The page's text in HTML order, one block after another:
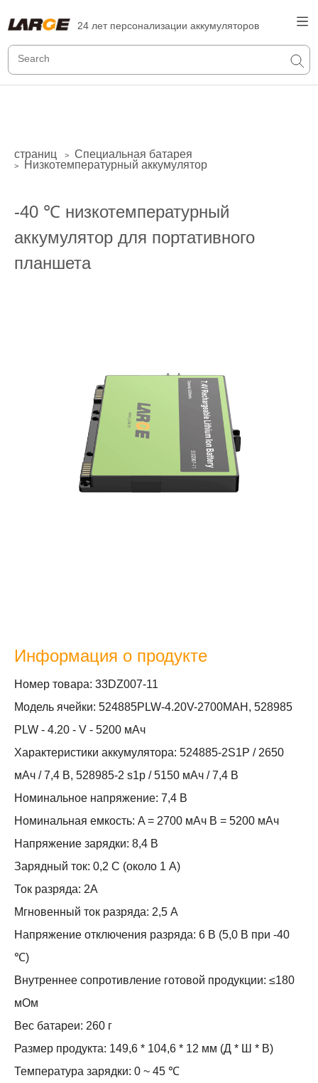
24 лет персонализации аккумуляторов
страниц > Специальная батарея
> Низкотемпературный аккумулятор
-40 ℃ низкотемпературный
аккумулятор для портативного
планшета
Информация о продукте
Номер товара: 33DZ007-11
Модель ячейки: 524885PLW-4.20V-2700MAH, 528985
PLW - 4.20 - V - 5200 мАч
Характеристики аккумулятора: 524885-2S1P / 2650
мАч / 7,4 В, 528985-2 s1p / 5150 мАч / 7,4 В
Номинальное напряжение: 7,4 В
Номинальная емкость: A = 2700 мАч B = 5200 мАч
Напряжение зарядки: 8,4 В
Зарядный ток: 0,2 C (около 1 А)
Ток разряда: 2А
Мгновенный ток разряда: 2,5 А
Напряжение отключения разряда: 6 В (5,0 В при -40
℃)
Внутреннее сопротивление готовой продукции: ≤180
мОм
Вес батареи: 260 г
Размер продукта: 149,6 * 104,6 * 12 мм (Д * Ш * В)
Температура зарядки: 0 ~ 45 ℃